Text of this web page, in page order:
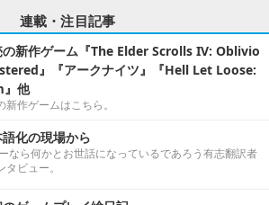
連載・注目記事
の新作ゲーム『The Elder Scrolls IV: Oblivio
』『アークナイツ』『Hell Let Loose:
他
新作ゲームはこちら。
化の現場から
なら何かとお世話になっているであろう有志翻訳者
ビュー。